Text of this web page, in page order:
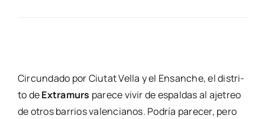
Cir­cun­da­do por Ciu­tat Vella y el Ensan­che, el dis­tri­
to deExtra­murs pare­ce vivir de espal­das al aje­treo
de otros barrios valen­cia­nos. Podría pare­cer, pero